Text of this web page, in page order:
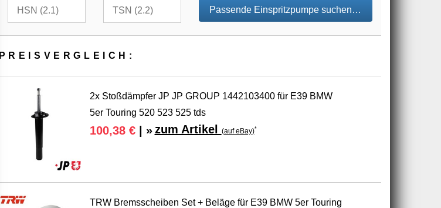
Passende Einspritzpumpe suchen…
PREIS­VER­GLEICH:
2x Stoßdämpfer JP JP GROUP 1442103400 für E39 BMW
5er Touring 520 523 525 tds
100,38 €| » zum Artikel (auf eBay)*
TRW Bremsscheiben Set + Beläge für E39 BMW 5er Touring